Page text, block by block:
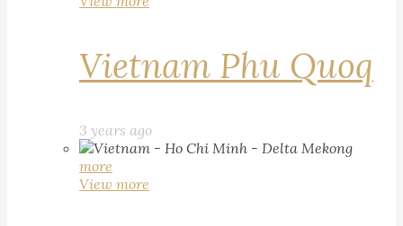
Vietnam Phu Quoq
3 years ago
more
View more